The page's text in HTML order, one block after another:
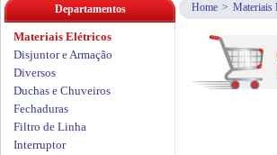
Home > Materiais
Departamentos
Materiais Elétricos
Disjuntor e Armação
Diversos
Duchas e Chuveiros
Fechaduras
Filtro de Linha
Interruptor